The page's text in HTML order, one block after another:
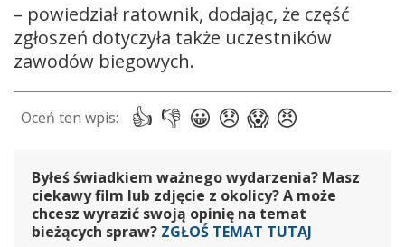
– powiedział ratownik, dodając, że część
zgłoszeń dotyczyła także uczestników
zawodów biegowych.
Byłeś świadkiem ważnego wydarzenia? Masz
ciekawy film lub zdjęcie z okolicy? A może
chcesz wyrazić swoją opinię na temat
bieżących spraw? ZGŁOŚ TEMAT TUTAJ